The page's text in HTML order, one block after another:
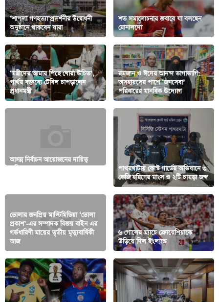
‘শাপলা গণহত্যা’প্রদর্শনীর উদ্বোধনী
অনুষ্ঠানে থাকবেন যারা
শত সমালোচনার জবাবে যা বলছেন
রোনালদো
‘মন্ত্রীদের আমার পিছে ঘোরা উচিত’,
পার্থর বক্তব্যে টেবিল চাপড়ালেন
প্রধানমন্ত্রী
রমজান ও ঈদের আনন্দ ভাগাভাগি:
অসহায়দের পাশে ‘জনসেবা’
পরিবারের মানবিক উদ্যোগ
আসন্ন নির্বাচন আয়োজনের দায়িত্ব
কমিশনের হাতে, সরকার তাদের
পাথরঘাটায় কোস্ট গার্ডের অভিযানে ৩
কেজি হরিণের মাংস ও ২টি চামড়া জব্দ
ভোলার জনপ্রিয় মাল্টিমিডিয়া ‘ভোলা
প্রকাশ’-এর সম্পাদক বিজয় বাইন এর
গর্ভধারিণী মায়ের তৃতীয় মৃত্যুবার্ষিকী
আজ
৬ গোলের ম্যাচে ক্রোয়েশিয়াকে
উড়িয়ে দিল ইংল্যান্ড